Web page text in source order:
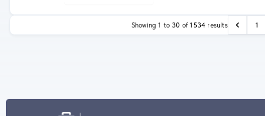
Showing1 to 30 of1534 results 1